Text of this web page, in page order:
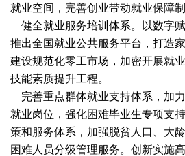
就业空间，完善创业带动就业保障制
健全就业服务培训体系。以数字
推出全国就业公共服务平台，打造
建设规范化零工市场，加密开展就
技能素质提升工程。
完善重点群体就业支持体系，加
就业岗位，强化困难毕业生专项支
策和服务体系，加强脱贫人口、大
困难人员分级管理服务。创新实施